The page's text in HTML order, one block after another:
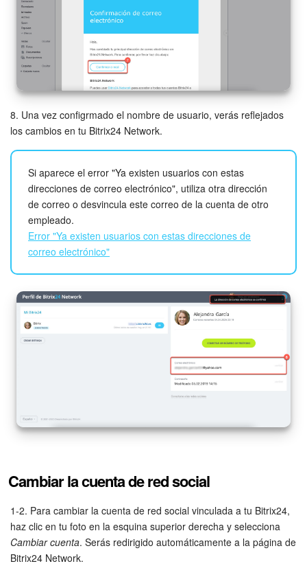
8. Una vez configrmado el nombre de usuario, verás reflejados
los cambios en tu Bitrix24 Network.
Si aparece el error "Ya existen usuarios con estas
direcciones de correo electrónico", utiliza otra dirección
de correo o desvincula este correo de la cuenta de otro
empleado.
Error "Ya existen usuarios con estas direcciones de
correo electrónico"
Cambiar la cuenta de red social
1-2. Para cambiar la cuenta de red social vinculada a tu Bitrix24,
haz clic en tu foto en la esquina superior derecha y selecciona
Cambiar cuenta. Serás redirigido automáticamente a la página de
Bitrix24 Network.